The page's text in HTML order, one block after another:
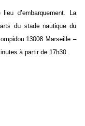
d’embarquement. La
du stade nautique du
13008 Marseille –
à partir de 17h30 .